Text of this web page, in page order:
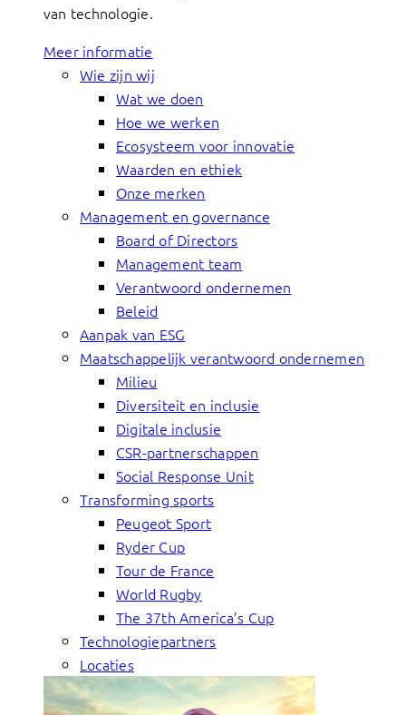
van technologie.
Meer informatie
Wie zijn wij
Wat we doen
Hoe we werken
Ecosysteem voor innovatie
Waarden en ethiek
Onze merken
Management en governance
Board of Directors
Management team
Verantwoord ondernemen
Beleid
Aanpak van ESG
Maatschappelijk verantwoord ondernemen
Milieu
Diversiteit en inclusie
Digitale inclusie
CSR-partnerschappen
Social Response Unit
Transforming sports
Peugeot Sport
Ryder Cup
Tour de France
World Rugby
The 37th America’s Cup
Technologiepartners
Locaties